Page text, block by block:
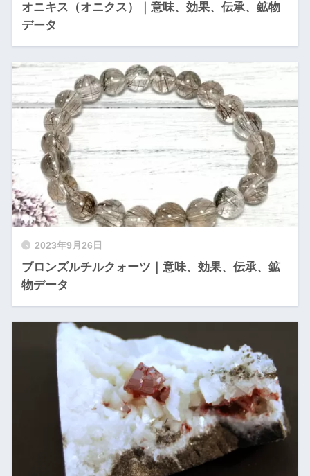
オニキス（オニクス）｜意味、効果、伝承、鉱物
データ
2023年9月26日
ブロンズルチルクォーツ｜意味、効果、伝承、鉱
物データ